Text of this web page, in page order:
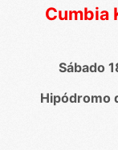
Cumbia
Sábado
Hipódromo